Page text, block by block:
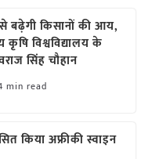
बढ़ेगी किसानों की आय,
कृषि विश्वविद्यालय के
सिंह चौहान
min read
किया अफ्रीकी स्वाइन